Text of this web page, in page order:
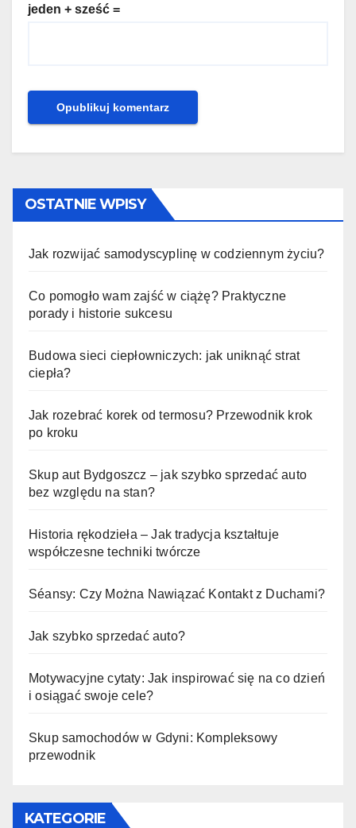
jeden + sześć =
OSTATNIE WPISY
Jak rozwijać samodyscyplinę w codziennym życiu?
Co pomogło wam zajść w ciążę? Praktyczne
porady i historie sukcesu
Budowa sieci ciepłowniczych: jak uniknąć strat
ciepła?
Jak rozebrać korek od termosu? Przewodnik krok
po kroku
Skup aut Bydgoszcz – jak szybko sprzedać auto
bez względu na stan?
Historia rękodzieła – Jak tradycja kształtuje
współczesne techniki twórcze
Séansy: Czy Można Nawiązać Kontakt z Duchami?
Jak szybko sprzedać auto?
Motywacyjne cytaty: Jak inspirować się na co dzień
i osiągać swoje cele?
Skup samochodów w Gdyni: Kompleksowy
przewodnik
KATEGORIE